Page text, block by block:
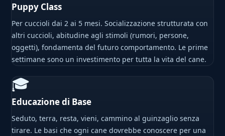
Puppy Class
Per cuccioli dai 2 ai 5 mesi. Socializzazione strutturata con
altri cuccioli, abitudine agli stimoli (rumori, persone,
oggetti), fondamenta del futuro comportamento. Le prime
settimane sono un investimento per tutta la vita del cane.
🎓
Educazione di Base
Seduto, terra, resta, vieni, cammino al guinzaglio senza
tirare. Le basi che ogni cane dovrebbe conoscere per una